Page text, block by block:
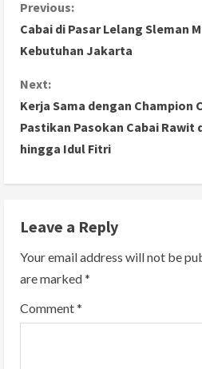
C
o
n
t
i
n
e
R
e
Previous:
Cabai di Pasar Lelang Sleman
Kebutuhan Jakarta
Next:
Kerja Sama dengan Champion
Pastikan Pasokan Cabai Rawit
hingga Idul Fitri
Leave a Reply
Your email address will not be
are marked*
Comment*